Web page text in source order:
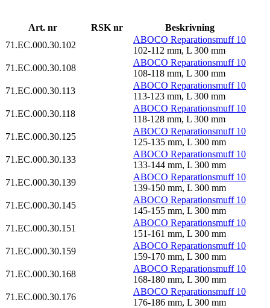
Art. nr RSK nr
Beskrivning
71.EC.000.30.102
ABOCO Reparationsmuff 10
102-112 mm, L 300 mm
71.EC.000.30.108
ABOCO Reparationsmuff 10
108-118 mm, L 300 mm
71.EC.000.30.113
ABOCO Reparationsmuff 10
113-123 mm, L 300 mm
71.EC.000.30.118
ABOCO Reparationsmuff 10
118-128 mm, L 300 mm
71.EC.000.30.125
ABOCO Reparationsmuff 10
125-135 mm, L 300 mm
71.EC.000.30.133
ABOCO Reparationsmuff 10
133-144 mm, L 300 mm
71.EC.000.30.139
ABOCO Reparationsmuff 10
139-150 mm, L 300 mm
71.EC.000.30.145
ABOCO Reparationsmuff 10
145-155 mm, L 300 mm
71.EC.000.30.151
ABOCO Reparationsmuff 10
151-161 mm, L 300 mm
71.EC.000.30.159
ABOCO Reparationsmuff 10
159-170 mm, L 300 mm
71.EC.000.30.168
ABOCO Reparationsmuff 10
168-180 mm, L 300 mm
71.EC.000.30.176
ABOCO Reparationsmuff 10
176-186 mm, L 300 mm